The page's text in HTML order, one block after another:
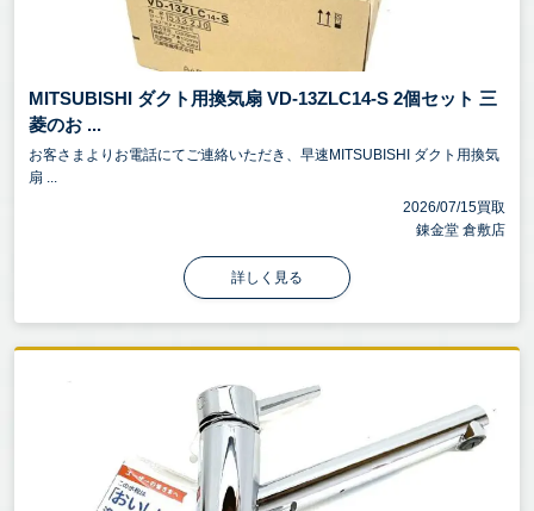
MITSUBISHI ダクト用換気扇 VD-13ZLC14-S 2個セット 三
菱のお ...
お客さまよりお電話にてご連絡いただき、早速MITSUBISHI ダクト用換気
扇 ...
2026/07/15買取
錬金堂 倉敷店
詳しく見る